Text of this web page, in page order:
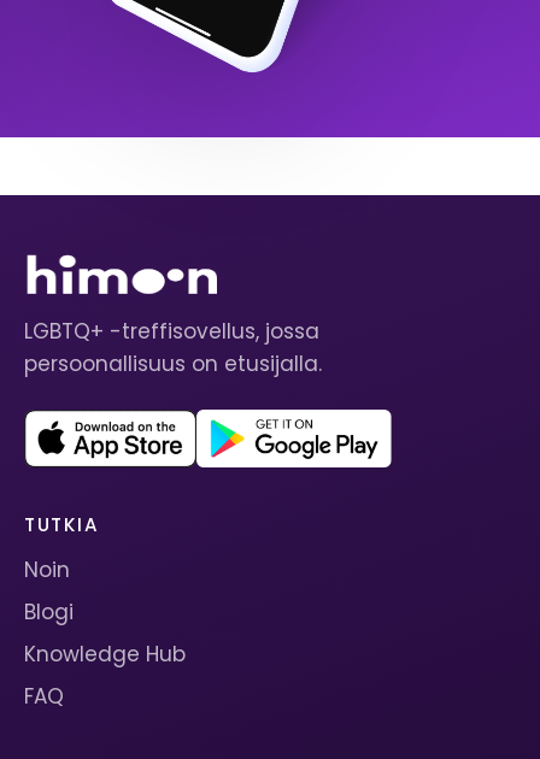
LGBTQ+ -treffisovellus, jossa
persoonallisuus on etusijalla.
TUTKIA
Noin
Blogi
Knowledge Hub
FAQ